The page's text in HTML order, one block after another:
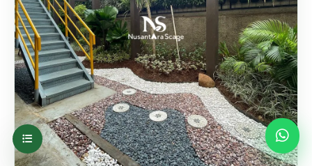
Tangerang Selatan VG: tinggi 3,2 m x leba…